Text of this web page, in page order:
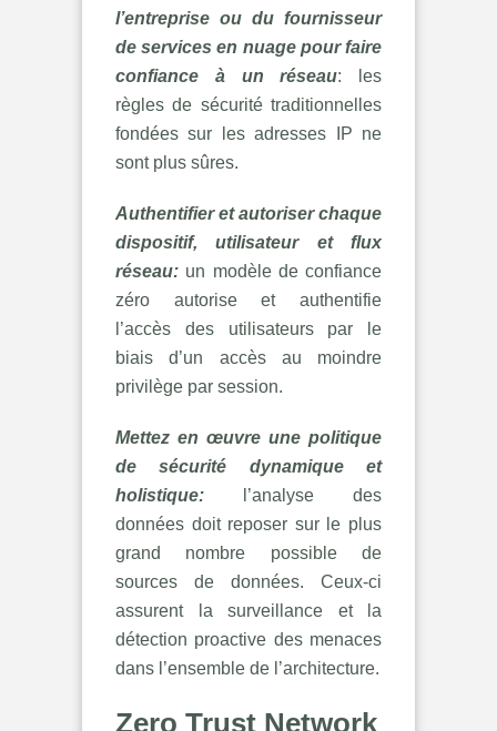
l’entreprise ou du fournisseur
de services en nuage pour faire
confiance à un réseau: les
règles de sécurité traditionnelles
fondées sur les adresses IP ne
sont plus sûres.
Authentifier et autoriser chaque
dispositif, utilisateur et flux
réseau: un modèle de confiance
zéro autorise et authentifie
l’accès des utilisateurs par le
biais d’un accès au moindre
privilège par session.
Mettez en œuvre une politique
de sécurité dynamique et
holistique: l’analyse des
données doit reposer sur le plus
grand nombre possible de
sources de données. Ceux-ci
assurent la surveillance et la
détection proactive des menaces
dans l’ensemble de l’architecture.
Zero Trust Network